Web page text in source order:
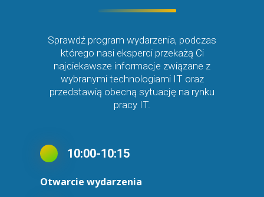
10:00-10:15
Otwarcie wydarzenia
Sprawdź program wydarzenia, podczas
którego nasi eksperci przekażą Ci
najciekawsze informacje związane z
wybranymi technologiami IT oraz
przedstawią obecną sytuację na rynku
pracy IT.